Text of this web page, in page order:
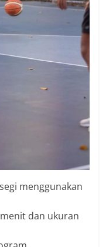
menggunakan
dan ukuran